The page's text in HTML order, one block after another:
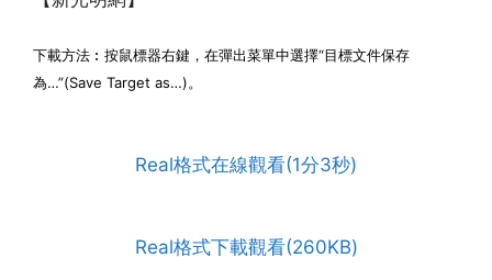
下載方法︰按鼠標器右鍵，在彈出菜單中選擇“目標文件保存
為…”(Save Target as…)。
Real格式在線觀看(1分3秒)
Real格式下載觀看(260KB)